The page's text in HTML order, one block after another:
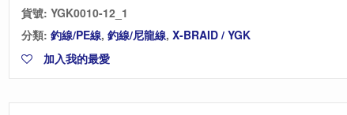
貨號: YGK0010-12_1
分類: 釣線/PE線, 釣線/尼龍線, X-BRAID / YGK
加入我的最愛